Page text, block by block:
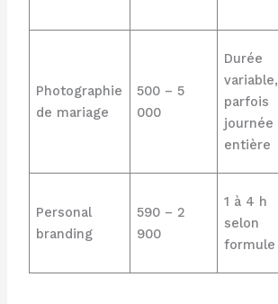
Photographie
de mariage
500 – 5
000
Durée
variable,
parfois
journée
entière
Personal
branding
590 – 2
900
1 à 4 h
selon
formule